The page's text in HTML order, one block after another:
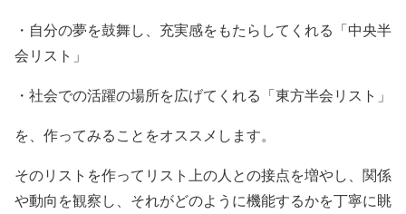
・自分の夢を鼓舞し、充実感をもたらしてくれる「中央半
会リスト」
・社会での活躍の場所を広げてくれる「東方半会リスト」
を、作ってみることをオススメします。
そのリストを作ってリスト上の人との接点を増やし、関係
や動向を観察し、それがどのように機能するかを丁寧に眺